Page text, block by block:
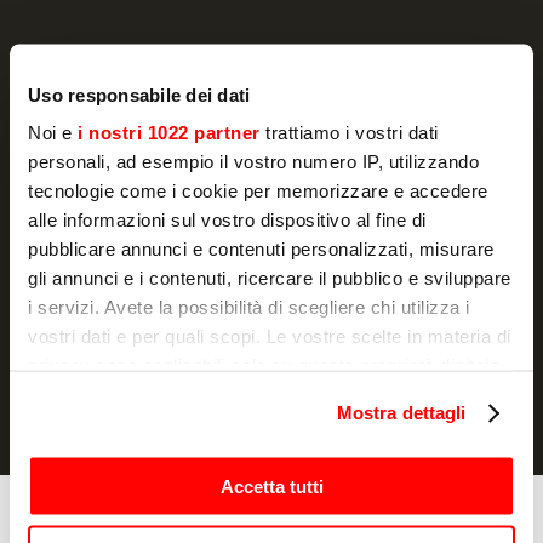
Uso responsabile dei dati
Noi e i nostri 1022 partner trattiamo i vostri dati
personali, ad esempio il vostro numero IP, utilizzando
tecnologie come i cookie per memorizzare e accedere
alle informazioni sul vostro dispositivo al fine di
pubblicare annunci e contenuti personalizzati, misurare
gli annunci e i contenuti, ricercare il pubblico e sviluppare
i servizi. Avete la possibilità di scegliere chi utilizza i
vostri dati e per quali scopi. Le vostre scelte in materia di
modificare o revocare il proprio consenso in qualsiasi
momento dalla Dichiarazione sui cookie o facendo clic
sull'icona di attivazione della privacy.
Mostra dettagli
Accetta tutti
NEWSLETTER
Actualité et promotions, directement dans
votre boîte e-mail
S'ABONNER
Je déclare avoir lu lanotice d'informationet j'autorise le
traitement de mes données à caractère personnel à des fins de
marketing.
Cuisson